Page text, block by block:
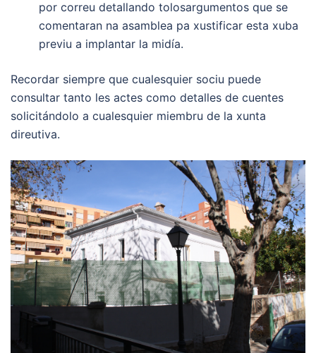
por correu detallando tolosargumentos que se
comentaran na asamblea pa xustificar esta xuba
previu a implantar la midía.
Recordar siempre que cualesquier sociu puede
consultar tanto les actes como detalles de cuentes
solicitándolo a cualesquier miembru de la xunta
direutiva.